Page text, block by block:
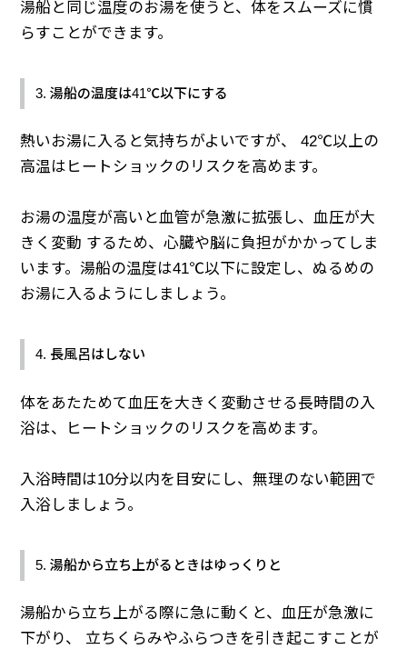
湯船と同じ温度のお湯を使うと、体をスムーズに慣
らすことができます。
3. 湯船の温度は41℃以下にする
熱いお湯に入ると気持ちがよいですが、 42℃以上の
高温はヒートショックのリスクを高めます。
お湯の温度が高いと血管が急激に拡張し、血圧が大
きく変動 するため、心臓や脳に負担がかかってしま
います。湯船の温度は41℃以下に設定し、ぬるめの
お湯に入るようにしましょう。
4. 長風呂はしない
体をあたためて血圧を大きく変動させる長時間の入
浴は、ヒートショックのリスクを高めます。
入浴時間は10分以内を目安にし、無理のない範囲で
入浴しましょう。
5. 湯船から立ち上がるときはゆっくりと
湯船から立ち上がる際に急に動くと、血圧が急激に
下がり、 立ちくらみやふらつきを引き起こすことが